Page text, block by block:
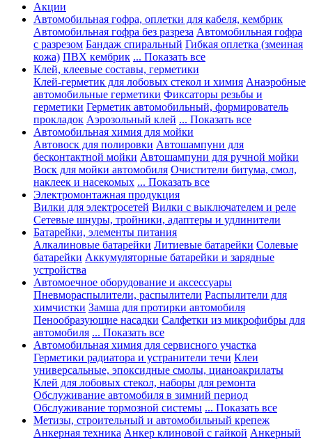
Акции
Автомобильная гофра, оплетки для кабеля, кембрик
Автомобильная гофра без разреза Автомобильная гофра
с разрезом Бандаж спиральный Гибкая оплетка (змеиная
кожа) ПВХ кембрик ... Показать все
Клей, клеевые составы, герметики
Клей-герметик для лобовых стекол и химия Анаэробные
автомобильные герметики Фиксаторы резьбы и
герметики Герметик автомобильный, формирователь
прокладок Аэрозольный клей ... Показать все
Автомобильная химия для мойки
Автовоск для полировки Автошампуни для
бесконтактной мойки Автошампуни для ручной мойки
Воск для мойки автомобиля Очистители битума, смол,
наклеек и насекомых ... Показать все
Электромонтажная продукция
Вилки для электросетей Вилки с выключателем и реле
Сетевые шнуры, тройники, адаптеры и удлинители
Батарейки, элементы питания
Алкалиновые батарейки Литиевые батарейки Солевые
батарейки Аккумуляторные батарейки и зарядные
устройства
Автомоечное оборудование и аксессуары
Пневмораспылители, распылители Распылители для
химчистки Замша для протирки автомобиля
Пенообразующие насадки Салфетки из микрофибры для
автомобиля ... Показать все
Автомобильная химия для сервисного участка
Герметики радиатора и устранители течи Клеи
универсальные, эпоксидные смолы, цианоакрилаты
Клей для лобовых стекол, наборы для ремонта
Обслуживание автомобиля в зимний период
Обслуживание тормозной системы ... Показать все
Метизы, строительный и автомобильный крепеж
Анкерная техника Анкер клиновой с гайкой Анкерный